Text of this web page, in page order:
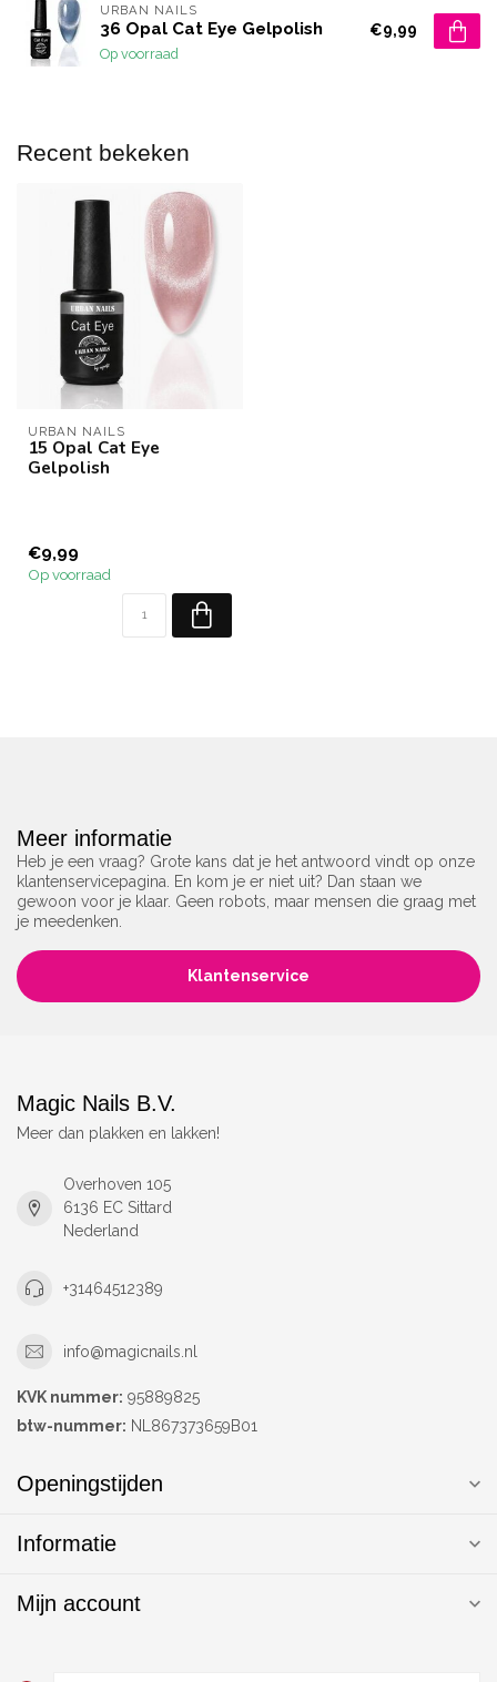
URBAN NAILS
36 Opal Cat Eye Gelpolish
Op voorraad
€9,99
Recent bekeken
URBAN NAILS
15 Opal Cat Eye
Gelpolish
€9,99
Op voorraad
Meer informatie
Heb je een vraag? Grote kans dat je het antwoord vindt op onze
klantenservicepagina. En kom je er niet uit? Dan staan we
gewoon voor je klaar. Geen robots, maar mensen die graag met
je meedenken.
Klantenservice
Magic Nails B.V.
Meer dan plakken en lakken!
Overhoven 105
6136 EC Sittard
Nederland
+31464512389
info@magicnails.nl
KVK nummer: 95889825
btw-nummer: NL867373659B01
Openingstijden
Informatie
Mijn account